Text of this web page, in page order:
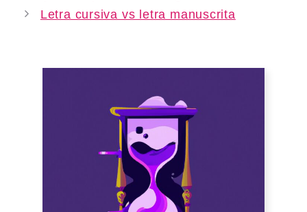
Letra cursiva vs letra manuscrita